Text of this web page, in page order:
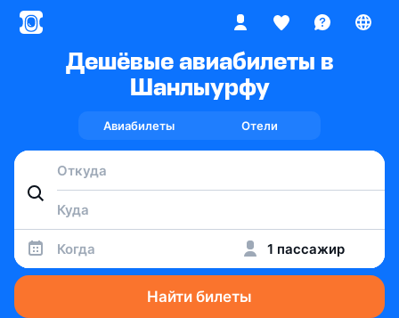
Дешёвые авиабилеты в
Шанлыурфу
Авиабилеты Отели
Когда 1 пассажир
Найти билеты